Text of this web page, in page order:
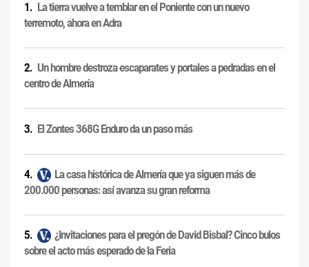
La tierra vuelve a temblar en el Poniente con un nuevo
terremoto, ahora en Adra
Un hombre destroza escaparates y portales a pedradas en el
centro de Almería
El Zontes 368G Enduro da un paso más
La casa histórica de Almería que ya siguen más de
200.000 personas: así avanza su gran reforma
¿Invitaciones para el pregón de David Bisbal? Cinco bulos
sobre el acto más esperado de la Feria